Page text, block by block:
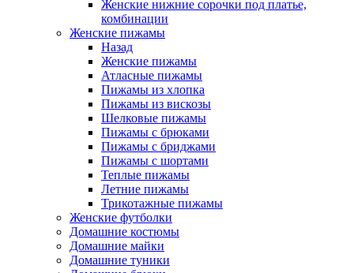
Женские нижние сорочки под платье,
комбинации
Женские пижамы
Назад
Женские пижамы
Атласные пижамы
Пижамы из хлопка
Пижамы из вискозы
Шелковые пижамы
Пижамы с брюками
Пижамы с бриджами
Пижамы с шортами
Теплые пижамы
Летние пижамы
Трикотажные пижамы
Женские футболки
Домашние костюмы
Домашние майки
Домашние туники